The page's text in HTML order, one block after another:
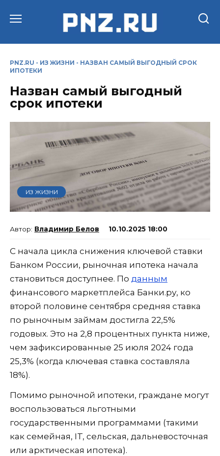
PNZ.RU - ИЗ ЖИЗНИ - НАЗВАН САМЫЙ ВЫГОДНЫЙ СРОК
ИПОТЕКИ
Назван самый выгодный
срок ипотеки
ИЗ ЖИЗНИ
Владимир Белов 10.10.2025 18:00
С начала цикла снижения ключевой ставки
Банком России, рыночная ипотека начала
становиться доступнее. По данным
финансового маркетплейса Банки.ру, ко
второй половине сентября средняя ставка
по рыночным займам достигла 22,5%
годовых. Это на 2,8 процентных пункта ниже,
чем зафиксированные 25 июля 2024 года
25,3% (когда ключевая ставка составляла
18%).
Помимо рыночной ипотеки, граждане могут
воспользоваться льготными
государственными программами (такими
как семейная, IT, сельская, дальневосточная
или арктическая ипотека).